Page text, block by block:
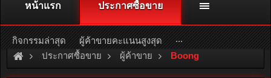
ติดต่อลงโฆษณา racingweb@gmail.com
หรือโทร. 081-811-1138
หรืออ่านรายละเอียดเพิ่มเติม คลิกที่นี่
ประกาศซื้อขาย ผู้ค้าขาย Boong
หน้าแรก ประกาศซื้อขาย
กิจกรรมล่าสุด ผู้ค้าขายคะแนนสูงสุด ...